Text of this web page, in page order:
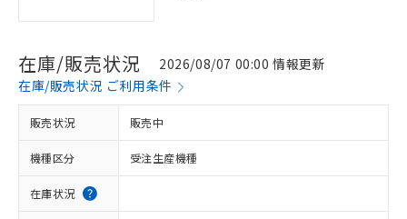
在庫/販売状況
2026/08/07 00:00 情報更新
在庫/販売状況 ご利用条件
販売状況 販売中
機種区分 受注生産機種
在庫状況